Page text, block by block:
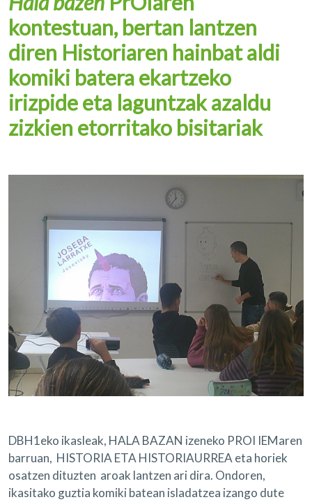
kontestuan, bertan lantzen
diren Historiaren hainbat aldi
komiki batera ekartzeko
irizpide eta laguntzak azaldu
zizkien etorritako bisitariak
DBH1eko ikasleak, HALA BAZAN izeneko PROI IEMaren
barruan, HISTORIA ETA HISTORIAURREA eta horiek
osatzen dituzten aroak lantzen ari dira. Ondoren,
ikasitako guztia komiki batean isladatzea izango dute